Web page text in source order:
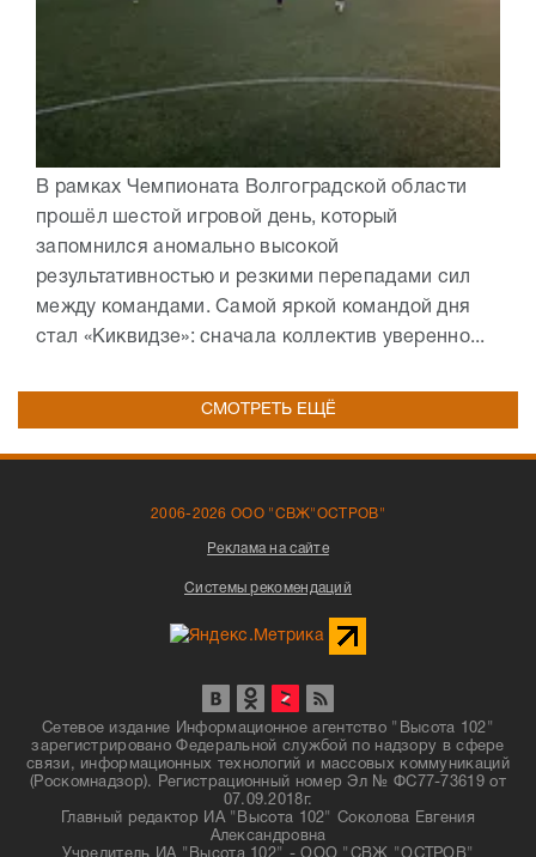
В рамках Чемпионата Волгоградской области
прошёл шестой игровой день, который
запомнился аномально высокой
результативностью и резкими перепадами сил
между командами. Самой яркой командой дня
стал «Киквидзе»: сначала коллектив уверенно...
СМОТРЕТЬ ЕЩЁ
2006-2026 ООО "СВЖ"ОСТРОВ"
Реклама на сайте
Системы рекомендаций
Сетевое издание Информационное агентство "Высота 102"
зарегистрировано Федеральной службой по надзору в сфере
связи, информационных технологий и массовых коммуникаций
(Роскомнадзор). Регистрационный номер Эл № ФС77-73619 от
07.09.2018г.
Главный редактор ИА "Высота 102" Соколова Евгения
Александровна